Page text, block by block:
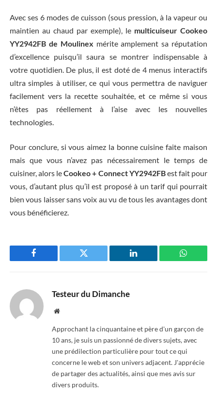
Avec ses 6 modes de cuisson (sous pression, à la vapeur ou
maintien au chaud par exemple), le multicuiseur Cookeo
YY2942FB de Moulinex mérite amplement sa réputation
d’excellence puisqu’il saura se montrer indispensable à
votre quotidien. De plus, il est doté de 4 menus interactifs
ultra simples à utiliser, ce qui vous permettra de naviguer
facilement vers la recette souhaitée, et ce même si vous
n’êtes pas réellement à l’aise avec les nouvelles
technologies.
Pour conclure, si vous aimez la bonne cuisine faite maison
mais que vous n’avez pas nécessairement le temps de
cuisiner, alors leCookeo + Connect YY2942FBest fait pour
vous, d’autant plus qu’il est proposé à un tarif qui pourrait
bien vous laisser sans voix au vu de tous les avantages dont
vous bénéficierez.
Facebook Twitter LinkedIn
Testeur du Dimanche
Website
Approchant la cinquantaine et père d'un garçon de
10 ans, je suis un passionné de divers sujets, avec
une prédilection particulière pour tout ce qui
concerne le web et son univers adjacent. J'apprécie
de partager des actualités, ainsi que mes avis sur
divers produits.